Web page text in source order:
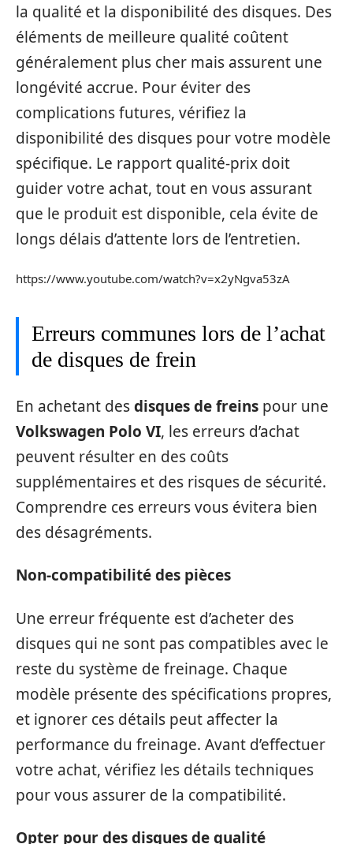
la qualité et la disponibilité des disques. Des
éléments de meilleure qualité coûtent
généralement plus cher mais assurent une
longévité accrue. Pour éviter des
complications futures, vérifiez la
disponibilité des disques pour votre modèle
spécifique. Le rapport qualité-prix doit
guider votre achat, tout en vous assurant
que le produit est disponible, cela évite de
longs délais d’attente lors de l’entretien.
https://www.youtube.com/watch?v=x2yNgva53zA
Erreurs communes lors de l’achat
de disques de frein
En achetant desdisques de freins pour une
Volkswagen Polo VI, les erreurs d’achat
peuvent résulter en des coûts
supplémentaires et des risques de sécurité.
Comprendre ces erreurs vous évitera bien
des désagréments.
Non-compatibilité des pièces
Une erreur fréquente est d’acheter des
disques qui ne sont pas compatibles avec le
reste du système de freinage. Chaque
modèle présente des spécifications propres,
et ignorer ces détails peut affecter la
performance du freinage. Avant d’effectuer
votre achat, vérifiez les détails techniques
pour vous assurer de la compatibilité.
Opter pour des disques de qualité